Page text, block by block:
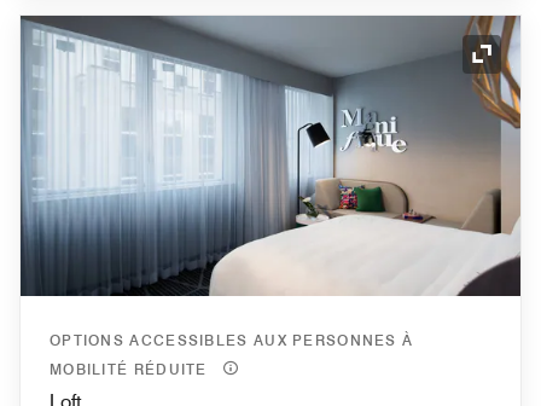
Icône
OPTIONS ACCESSIBLES AUX PERSONNES À
MOBILITÉ RÉDUITE